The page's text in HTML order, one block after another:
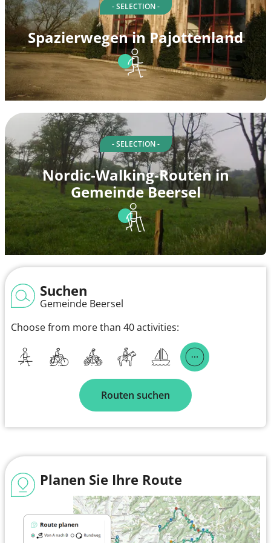
- SELECTION -
Spazierwegen in Pajottenland
- SELECTION -
Nordic-Walking-Routen in
Gemeinde Beersel
Suchen
Gemeinde Beersel
Choose from more than 40 activities:
Routen suchen
Planen Sie Ihre Route